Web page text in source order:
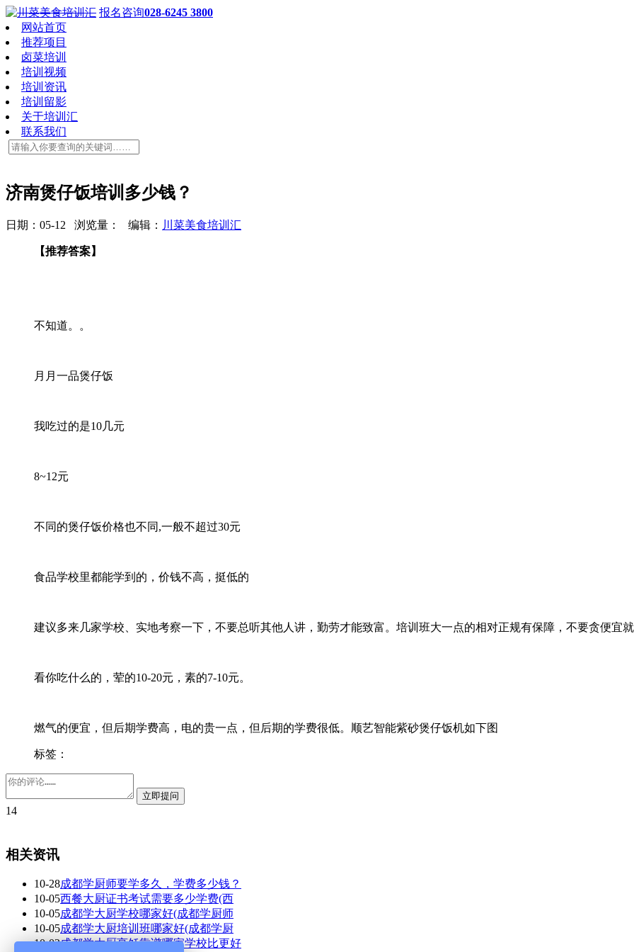
报名咨询028-6245 3800
网站首页
推荐项目
卤菜培训
培训视频
培训资讯
培训留影
关于培训汇
联系我们
济南煲仔饭培训多少钱？
日期：05-12 浏览量： 编辑： 川菜美食培训汇
【推荐答案】
不知道。。
月月一品煲仔饭
我吃过的是10几元
8~12元
不同的煲仔饭价格也不同,一般不超过30元
食品学校里都能学到的，价钱不高，挺低的
建议多来几家学校、实地考察一下，不要总听其他人讲，勤劳才能致富。培训班大一点的相对正规有保障，不要贪便宜
看你吃什么的，荤的10-20元，素的7-10元。
燃气的便宜，但后期学费高，电的贵一点，但后期的学费很低。顺艺智能紫砂煲仔饭机如下图
标签：
14
相关资讯
10-28成都学厨师要学多久，学费多少钱？
10-05西餐大厨证书考试需要多少学费(西
10-05成都学大厨学校哪家好(成都学厨师
10-05成都学大厨培训班哪家好(成都学厨
10-02成都学大厨烹饪靠谱哪家学校比更好